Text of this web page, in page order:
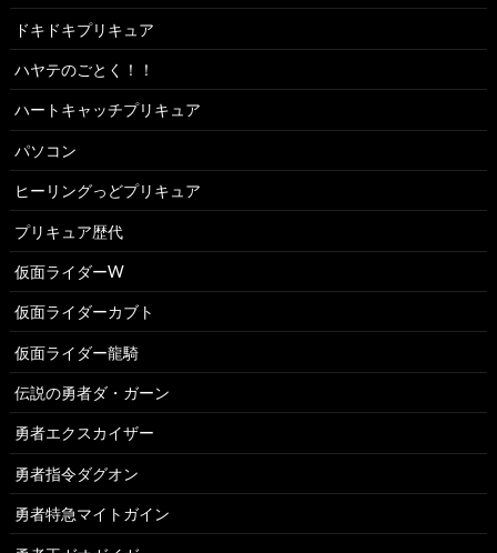
ドキドキプリキュア
ハヤテのごとく！！
ハートキャッチプリキュア
パソコン
ヒーリングっどプリキュア
プリキュア歴代
仮面ライダーW
仮面ライダーカブト
仮面ライダー龍騎
伝説の勇者ダ・ガーン
勇者エクスカイザー
勇者指令ダグオン
勇者特急マイトガイン